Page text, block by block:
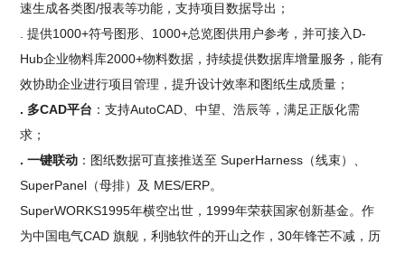
速生成各类图/报表等功能，支持项目数据导出；
. 提供1000+符号图形、1000+总览图供用户参考，并可接入D-
Hub企业物料库2000+物料数据，持续提供数据库增量服务，能有
效协助企业进行项目管理，提升设计效率和图纸生成质量；
. 多CAD平台 ：支持AutoCAD、中望、浩辰等，满足正版化需
求；
. 一键联动 ：图纸数据可直接推送至 SuperHarness（线束）、
SuperPanel（母排）及 MES/ERP。
SuperWORKS1995年横空出世，1999年荣获国家创新基金。作
为中国电气CAD 旗舰，利驰软件的开山之作，30年锋芒不减，历